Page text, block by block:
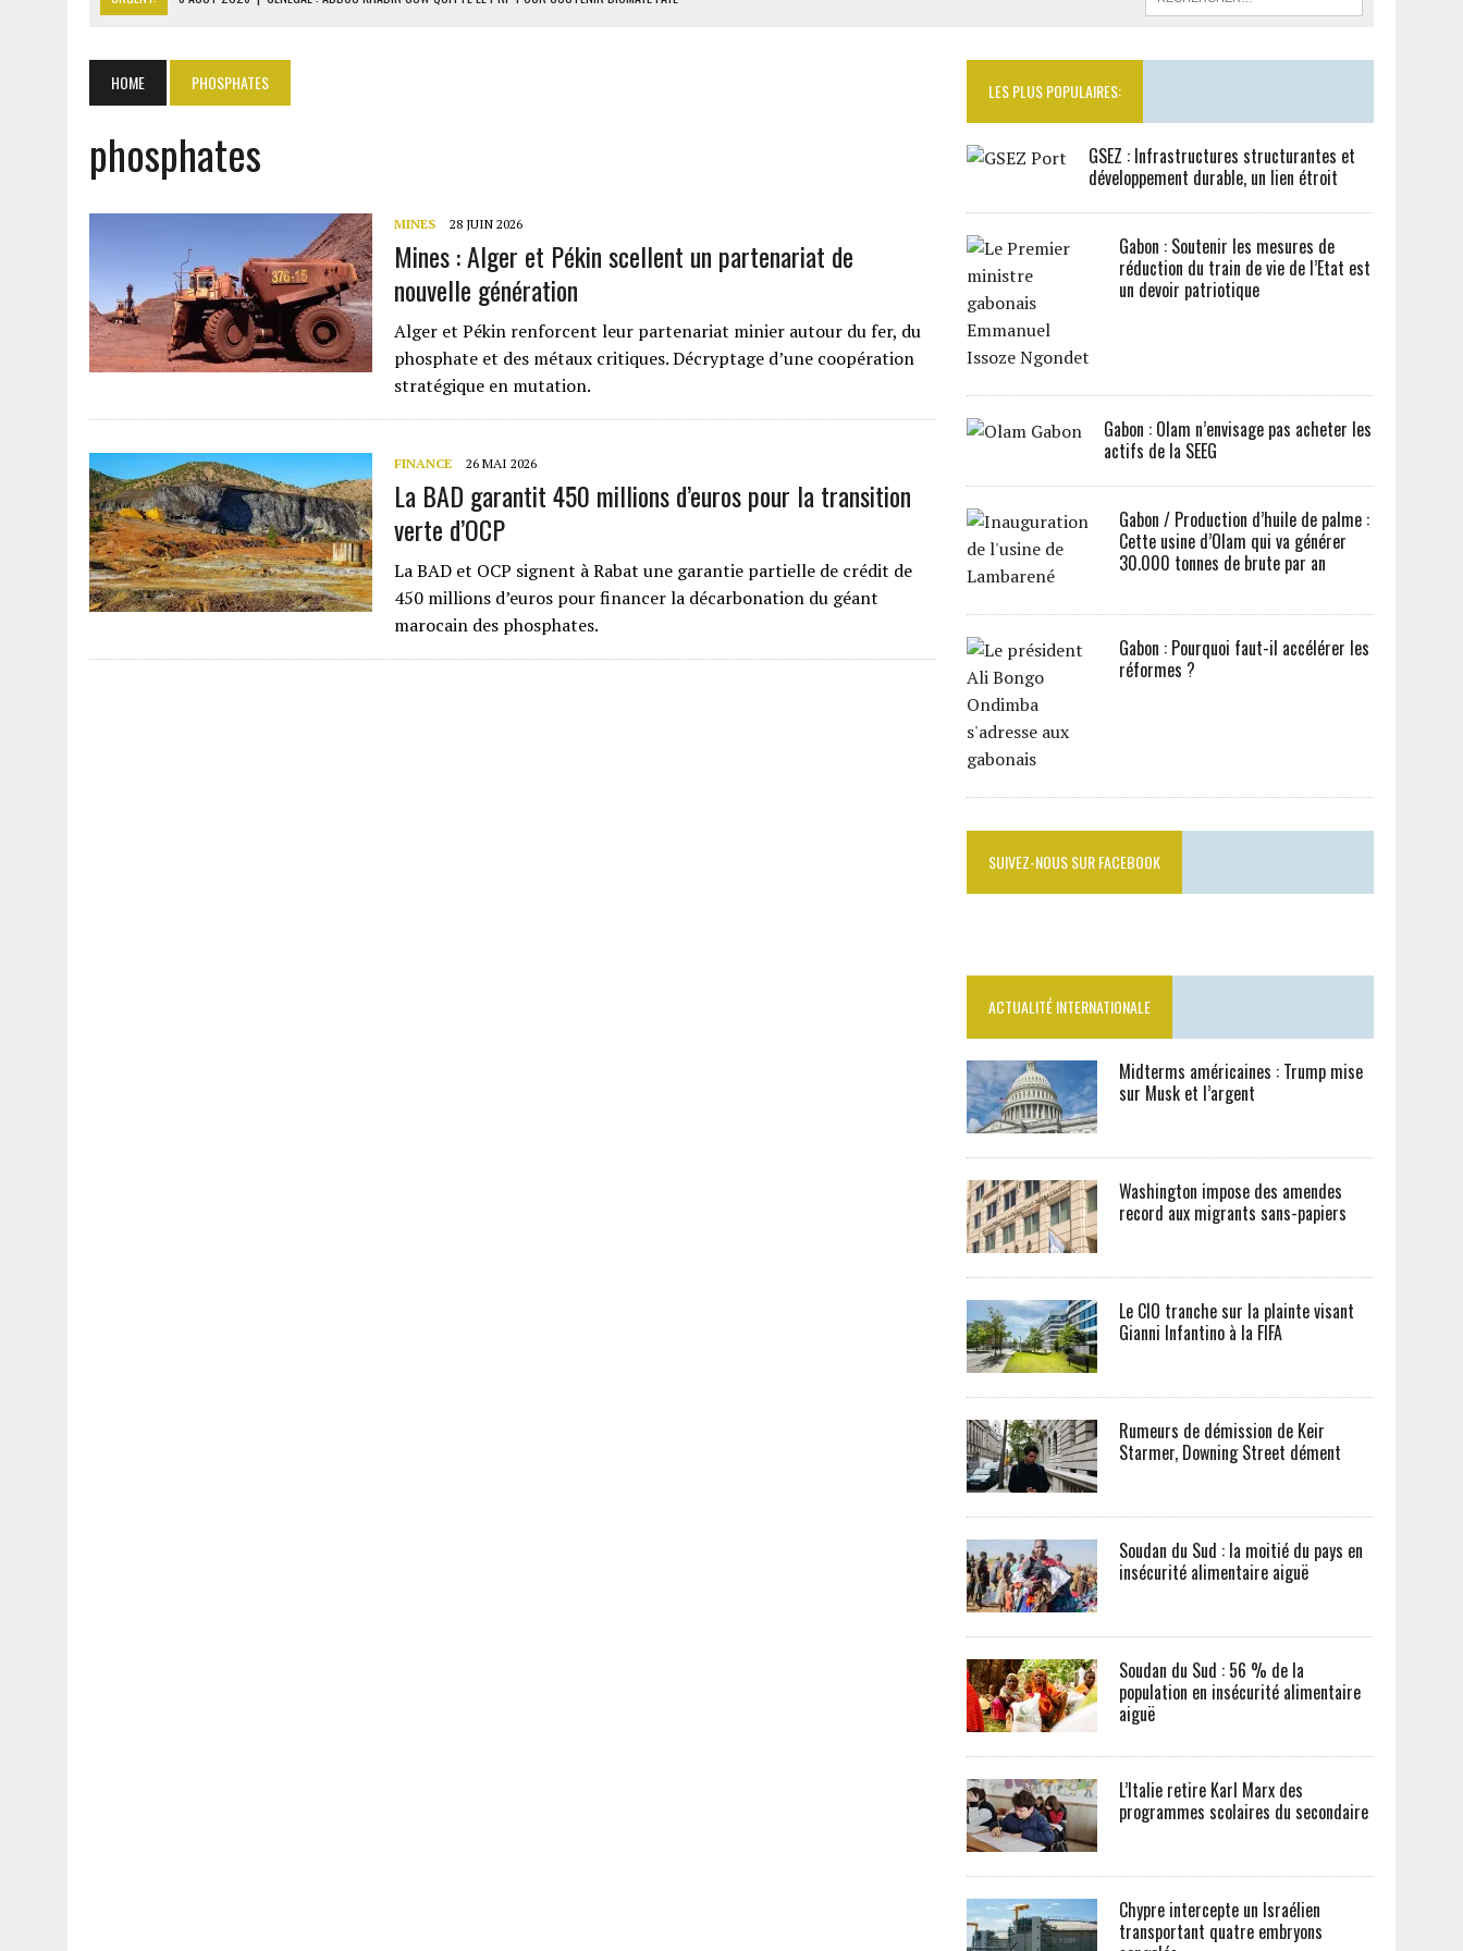
6 AOÛT 2026 | RWANDA : LES MÉNAGES APPELÉS À DEVENIR PRODUCTEURS D’ÉLECTRICITÉ SOLAIRE
6 AOÛT 2026
MONDIAL 2030 : INFANTINO ACCUSÉ D’AVOIR PROMIS LA FINALE AU MAROC
HOME PHOSPHATES
phosphates
MINES 28 JUIN 2026
Mines : Alger et Pékin scellent un partenariat de
nouvelle génération
Alger et Pékin renforcent leur partenariat minier autour du fer, du
phosphate et des métaux critiques. Décryptage d’une coopération
stratégique en mutation.
FINANCE 26 MAI 2026
La BAD garantit 450 millions d’euros pour la transition
verte d’OCP
La BAD et OCP signent à Rabat une garantie partielle de crédit de
450 millions d’euros pour financer la décarbonation du géant
marocain des phosphates.
LES PLUS POPULAIRES:
GSEZ : Infrastructures structurantes et
développement durable, un lien étroit
Gabon : Soutenir les mesures de
réduction du train de vie de l’Etat est
un devoir patriotique
Gabon : Olam n’envisage pas acheter les
actifs de la SEEG
Gabon / Production d’huile de palme :
Cette usine d’Olam qui va générer
30.000 tonnes de brute par an
Gabon : Pourquoi faut-il accélérer les
réformes ?
SUIVEZ-NOUS SUR FACEBOOK
ACTUALITÉ INTERNATIONALE
Midterms américaines : Trump mise
sur Musk et l’argent
Washington impose des amendes
record aux migrants sans-papiers
Le CIO tranche sur la plainte visant
Gianni Infantino à la FIFA
Rumeurs de démission de Keir
Starmer, Downing Street dément
Soudan du Sud : la moitié du pays en
insécurité alimentaire aiguë
Soudan du Sud : 56 % de la
population en insécurité alimentaire
aiguë
L’Italie retire Karl Marx des
programmes scolaires du secondaire
Chypre intercepte un Israélien
transportant quatre embryons